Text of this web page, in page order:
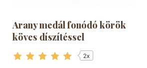
Arany medál fonódó körök
köves díszítéssel
2x